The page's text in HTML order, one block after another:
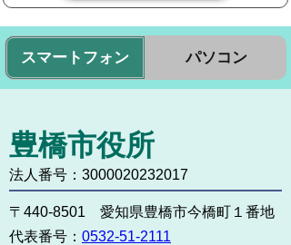
スマートフォン パソコン
豊橋市役所
法人番号：3000020232017
〒440-8501 愛知県豊橋市今橋町１番地
代表番号： 0532-51-2111